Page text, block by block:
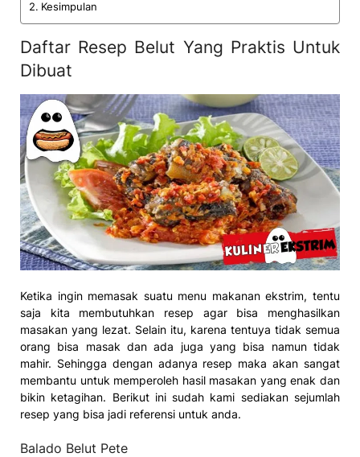
Kesimpulan
Daftar Resep Belut Yang Praktis Untuk
Dibuat
Ketika ingin memasak suatu menu makanan ekstrim, tentu
saja kita membutuhkan resep agar bisa menghasilkan
masakan yang lezat. Selain itu, karena tentuya tidak semua
orang bisa masak dan ada juga yang bisa namun tidak
mahir. Sehingga dengan adanya resep maka akan sangat
membantu untuk memperoleh hasil masakan yang enak dan
bikin ketagihan. Berikut ini sudah kami sediakan sejumlah
resep yang bisa jadi referensi untuk anda.
Balado Belut Pete